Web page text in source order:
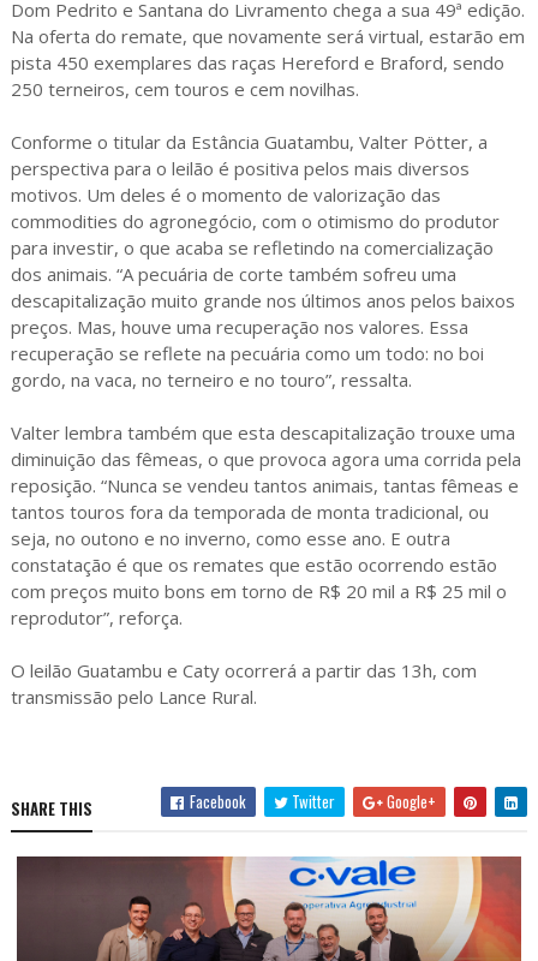
Dom Pedrito e Santana do Livramento chega a sua 49ª edição.
Na oferta do remate, que novamente será virtual, estarão em
pista 450 exemplares das raças Hereford e Braford, sendo
250 terneiros, cem touros e cem novilhas.
Conforme o titular da Estância Guatambu, Valter Pötter, a
perspectiva para o leilão é positiva pelos mais diversos
motivos. Um deles é o momento de valorização das
commodities do agronegócio, com o otimismo do produtor
para investir, o que acaba se refletindo na comercialização
dos animais. “A pecuária de corte também sofreu uma
descapitalização muito grande nos últimos anos pelos baixos
preços. Mas, houve uma recuperação nos valores. Essa
recuperação se reflete na pecuária como um todo: no boi
gordo, na vaca, no terneiro e no touro”, ressalta.
Valter lembra também que esta descapitalização trouxe uma
diminuição das fêmeas, o que provoca agora uma corrida pela
reposição. “Nunca se vendeu tantos animais, tantas fêmeas e
tantos touros fora da temporada de monta tradicional, ou
seja, no outono e no inverno, como esse ano. E outra
constatação é que os remates que estão ocorrendo estão
com preços muito bons em torno de R$ 20 mil a R$ 25 mil o
reprodutor”, reforça.
O leilão Guatambu e Caty ocorrerá a partir das 13h, com
transmissão pelo Lance Rural.
SHARE THIS Facebook Twitter Google+